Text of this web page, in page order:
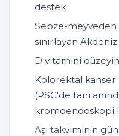
destek
Sebze-meyveden
sınırlayan
D vitamini
Kolorektal kanser
(PSC'de tanı
kromoendoskopi
Aşı takviminin